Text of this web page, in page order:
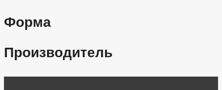
Форма
Производитель